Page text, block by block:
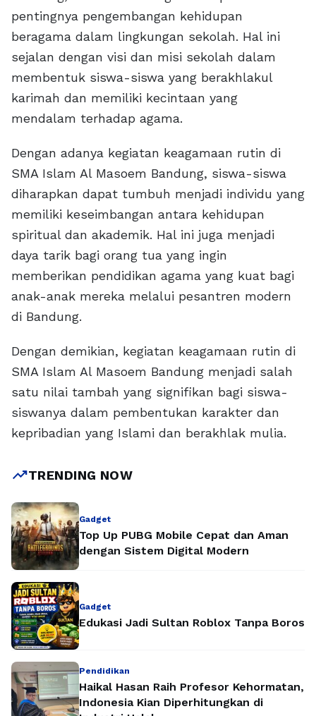
pentingnya pengembangan kehidupan
beragama dalam lingkungan sekolah. Hal ini
sejalan dengan visi dan misi sekolah dalam
membentuk siswa-siswa yang berakhlakul
karimah dan memiliki kecintaan yang
mendalam terhadap agama.
Dengan adanya kegiatan keagamaan rutin di
SMA Islam Al Masoem Bandung, siswa-siswa
diharapkan dapat tumbuh menjadi individu yang
memiliki keseimbangan antara kehidupan
spiritual dan akademik. Hal ini juga menjadi
daya tarik bagi orang tua yang ingin
memberikan pendidikan agama yang kuat bagi
anak-anak mereka melalui pesantren modern
di Bandung.
Dengan demikian, kegiatan keagamaan rutin di
SMA Islam Al Masoem Bandung menjadi salah
satu nilai tambah yang signifikan bagi siswa-
siswanya dalam pembentukan karakter dan
kepribadian yang Islami dan berakhlak mulia.
trending_upTRENDING NOW
Gadget
Top Up PUBG Mobile Cepat dan Aman
dengan Sistem Digital Modern
Gadget
Edukasi Jadi Sultan Roblox Tanpa Boros
Pendidikan
Haikal Hasan Raih Profesor Kehormatan,
Indonesia Kian Diperhitungkan di